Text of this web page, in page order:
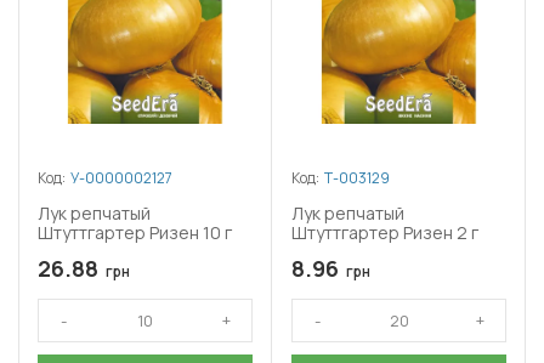
Код: У-0000002127
Лук репчатый
Штуттгартер Ризен 10 г
26.88 грн
Код: Т-003129
Лук репчатый
Штуттгартер Ризен 2 г
8.96 грн